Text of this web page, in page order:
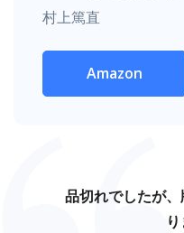
村上篤直
Amazon
品切れでしたが